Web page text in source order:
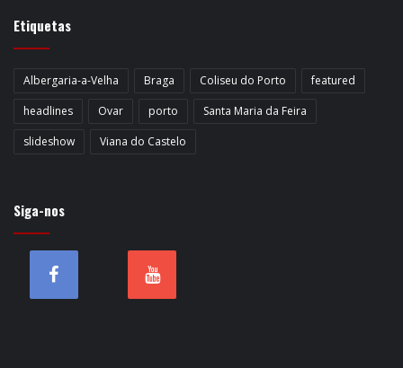
Etiquetas
Albergaria-a-Velha Braga Coliseu do Porto
featured
headlines
Ovar porto
Santa Maria da Feira
slideshow
Viana do Castelo
Siga-nos